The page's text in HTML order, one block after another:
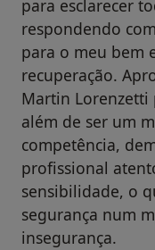
para esclarecer
respondendo
para o meu bem
recuperação.
Martin Lorenzetti
além de ser um
competência,
profissional
sensibilidade, o
segurança num
insegurança.